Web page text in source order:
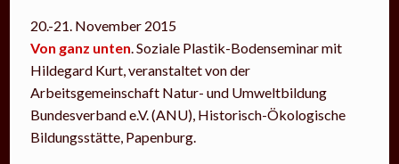
20.-21. November 2015
Von ganz unten . Soziale Plastik-Bodenseminar mit
Hildegard Kurt, veranstaltet von der
Arbeitsgemeinschaft Natur- und Umweltbildung
Bundesverband e.V. (ANU), Historisch-Ökologische
Bildungsstätte, Papenburg.